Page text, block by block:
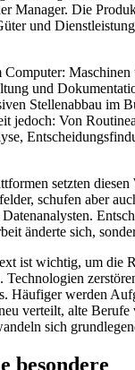
Manager. Die
und
Maschinen
und
Stellenabbau im
jedoch: Von
setzten
schufen aber
änderte sich,
ist wichtig, um die
Häufiger werden
verteilt, alte Berufe
sich
besondere